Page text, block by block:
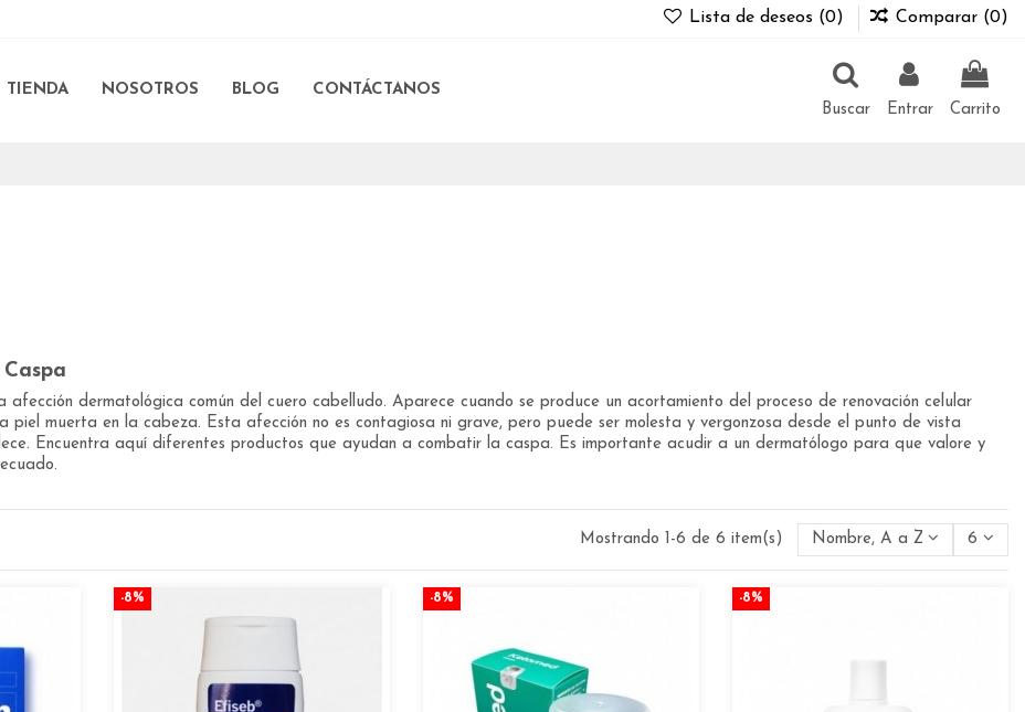
Lista de deseos (0) Comparar (0)
TIENDA NOSOTROS BLOG
CONTÁCTANOS
Buscar
Entrar Carrito
afección dermatológica común del cuero cabelludo. Aparece cuando se produce un acortamiento del proceso de renovación celular
piel muerta en la cabeza. Esta afección no es contagiosa ni grave, pero puede ser molesta y vergonzosa desde el punto de vista
Encuentra aquí diferentes productos que ayudan a combatir la caspa. Es importante acudir a un dermatólogo para que valore y
Mostrando 1-6 de 6 item(s) Nombre, A a Z 6
-8% -8% -8%